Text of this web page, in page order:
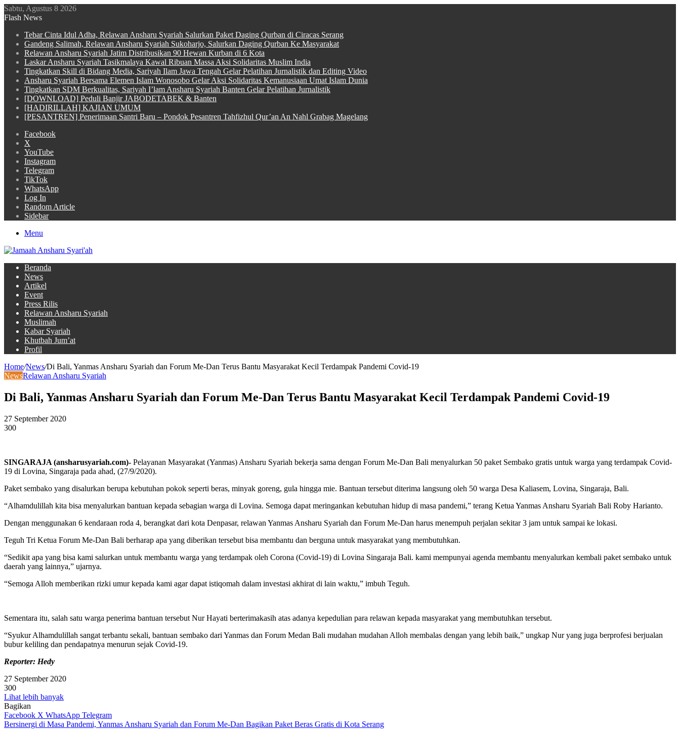
Sabtu, Agustus 8 2026
Flash News
Tebar Cinta Idul Adha, Relawan Ansharu Syariah Salurkan Paket Daging Qurban di Ciracas Serang
Gandeng Salimah, Relawan Ansharu Syariah Sukoharjo, Salurkan Daging Qurban Ke Masyarakat
Relawan Ansharu Syariah Jatim Distribusikan 90 Hewan Kurban di 6 Kota
Laskar Ansharu Syariah Tasikmalaya Kawal Ribuan Massa Aksi Solidaritas Muslim India
Tingkatkan Skill di Bidang Media, Sariyah Ilam Jawa Tengah Gelar Pelatihan Jurnalistik dan Editing Video
Ansharu Syariah Bersama Elemen Islam Wonosobo Gelar Aksi Solidaritas Kemanusiaan Umat Islam Dunia
Tingkatkan SDM Berkualitas, Sariyah I’lam Ansharu Syariah Banten Gelar Pelatihan Jurnalistik
[DOWNLOAD] Peduli Banjir JABODETABEK & Banten
[HADIRILLAH] KAJIAN UMUM
[PESANTREN] Penerimaan Santri Baru – Pondok Pesantren Tahfizhul Qur’an An Nahl Grabag Magelang
Facebook
X
YouTube
Instagram
Telegram
TikTok
WhatsApp
Log In
Random Article
Sidebar
Menu
Beranda
News
Artikel
Event
Press Rilis
Relawan Ansharu Syariah
Muslimah
Kabar Syariah
Khutbah Jum’at
Profil
Home/News/Di Bali, Yanmas Ansharu Syariah dan Forum Me-Dan Terus Bantu Masyarakat Kecil Terdampak Pandemi Covid-19
NewsRelawan Ansharu Syariah
Di Bali, Yanmas Ansharu Syariah dan Forum Me-Dan Terus Bantu Masyarakat Kecil Terdampak Pandemi Covid-19
27 September 2020
300
SINGARAJA (ansharusyariah.com)- Pelayanan Masyarakat (Yanmas) Ansharu Syariah bekerja sama dengan Forum Me-Dan Bali menyalurkan 50 paket Sembako gratis untuk warga yang terdampak Covid-
19 di Lovina, Singaraja pada ahad, (27/9/2020).
Paket sembako yang disalurkan berupa kebutuhan pokok seperti beras, minyak goreng, gula hingga mie. Bantuan tersebut diterima langsung oleh 50 warga Desa Kaliasem, Lovina, Singaraja, Bali.
“Alhamdulillah kita bisa menyalurkan bantuan kepada sebagian warga di Lovina. Semoga dapat meringankan kebutuhan hidup di masa pandemi,” terang Ketua Yanmas Ansharu Syariah Bali Roby Harianto.
Dengan menggunakan 6 kendaraan roda 4, berangkat dari kota Denpasar, relawan Yanmas Ansharu Syariah dan Forum Me-Dan harus menempuh perjalan sekitar 3 jam untuk sampai ke lokasi.
Teguh Tri Ketua Forum Me-Dan Bali berharap apa yang diberikan tersebut bisa membantu dan berguna untuk masyarakat yang membutuhkan.
“Sedikit apa yang bisa kami salurkan untuk membantu warga yang terdampak oleh Corona (Covid-19) di Lovina Singaraja Bali. kami mempunyai agenda membantu menyalurkan kembali paket sembako untuk
daerah yang lainnya,” ujarnya.
“Semoga Alloh memberikan rizki umur kepada kami agar dapat istiqomah dalam investasi akhirat di lain waktu,” imbuh Teguh.
Sementara itu, salah satu warga penerima bantuan tersebut Nur Hayati berterimakasih atas adanya kepedulian para relawan kepada masyarakat yang membutuhkan tersebut.
“Syukur Alhamdulillah sangat terbantu sekali, bantuan sembako dari Yanmas dan Forum Medan Bali mudahan mudahan Alloh membalas dengan yang lebih baik,” ungkap Nur yang juga berprofesi berjualan
bubur keliling dan pendapatnya menurun sejak Covid-19.
Reporter: Hedy
27 September 2020
300
Lihat lebih banyak
Bagikan
Facebook X WhatsApp Telegram
Bersinergi di Masa Pandemi, Yanmas Ansharu Syariah dan Forum Me-Dan Bagikan Paket Beras Gratis di Kota Serang